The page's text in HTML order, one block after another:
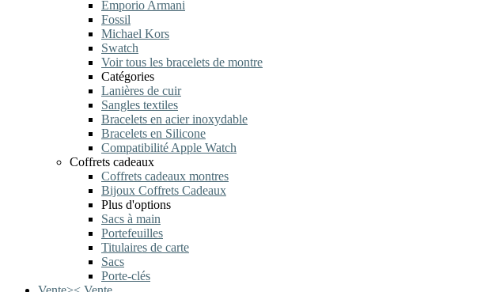
Emporio Armani
Fossil
Michael Kors
Swatch
Voir tous les bracelets de montre
Catégories
Lanières de cuir
Sangles textiles
Bracelets en acier inoxydable
Bracelets en Silicone
Compatibilité Apple Watch
Coffrets cadeaux
Coffrets cadeaux montres
Bijoux Coffrets Cadeaux
Plus d'options
Sacs à main
Portefeuilles
Titulaires de carte
Sacs
Porte-clés